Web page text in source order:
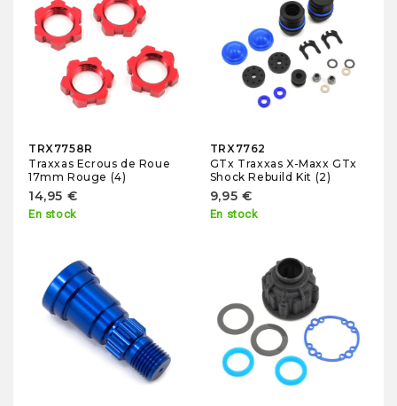
TRX7758R
Traxxas Ecrous de Roue
17mm Rouge (4)
14,95 €
En stock
TRX7762
GTx Traxxas X-Maxx GTx
Shock Rebuild Kit (2)
9,95 €
En stock